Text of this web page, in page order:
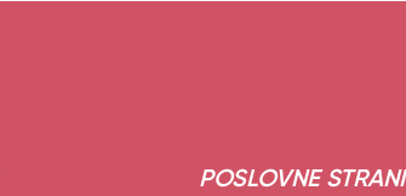
POSLOVNE STRANI